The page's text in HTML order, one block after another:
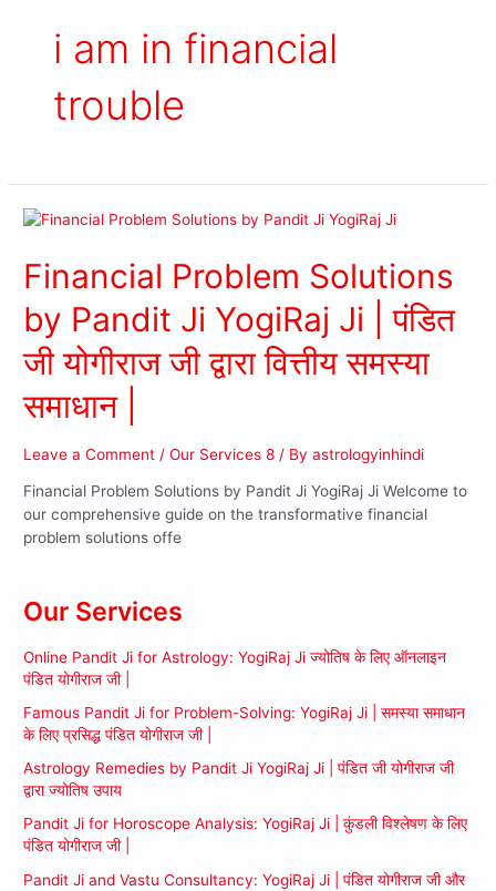
i am in financial
trouble
Financial Problem Solutions
by Pandit Ji YogiRaj Ji | पंडित
जी योगीराज जी द्वारा वित्तीय समस्या
समाधान |
Leave a Comment /Our Services 8 / Byastrologyinhindi
Financial Problem Solutions by Pandit Ji YogiRaj Ji Welcome to
our comprehensive guide on the transformative financial
problem solutions offe
Our Services
Online Pandit Ji for Astrology: YogiRaj Ji ज्योतिष के लिए ऑनलाइन
पंडित योगीराज जी |
Famous Pandit Ji for Problem-Solving: YogiRaj Ji | समस्या समाधान
के लिए प्रसिद्ध पंडित योगीराज जी |
Astrology Remedies by Pandit Ji YogiRaj Ji | पंडित जी योगीराज जी
द्वारा ज्योतिष उपाय
Pandit Ji for Horoscope Analysis: YogiRaj Ji | कुंडली विश्लेषण के लिए
पंडित योगीराज जी |
Pandit Ji and Vastu Consultancy: YogiRaj Ji | पंडित योगीराज जी और